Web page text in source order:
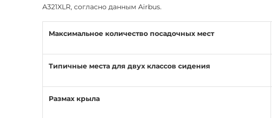
A321XLR, согласно данным Airbus.
Максимальное количество посадочных мест
Типичные места для двух классов сидения
Размах крыла